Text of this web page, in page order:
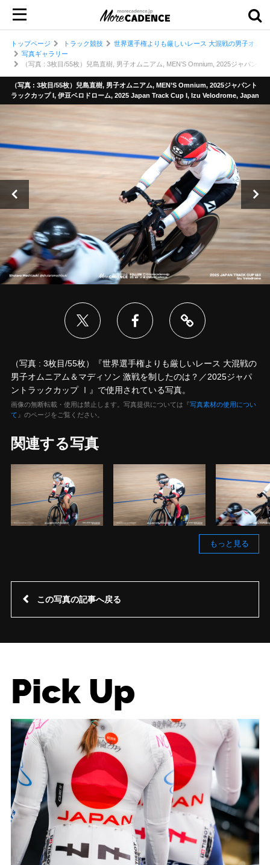
トップページ トラック競技
世界選手権よりも厳しいレース 大混戦の男子オム
写真ギャラリー
（写真 : 3枚目/55枚）兒島直樹, 男子オムニアム, MEN’S Omnium, 2025ジャパン
（写真 : 3枚目/55枚）兒島直樹, 男子オムニアム, MEN’S Omnium, 2025ジャパント
ラックカップ I, 伊豆ベロドローム, 2025 Japan Track Cup I, Izu Velodrome, Japan
（写真 : 3枚目/55枚）『世界選手権よりも厳しいレース 大混戦の
男子オムニアム＆マディソン 激戦を制したのは？／2025ジャパ
ントラックカップ Ⅰ』で使用されている写真。
画像の無断転載・使用は禁止します。写真提供については『写真素材の使用につい
て 』のページをご覧ください。
関連する写真
もっと見る
この写真の記事へ戻る
Pick Up